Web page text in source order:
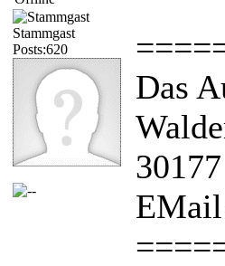
Stammgast
Posts:620
Das